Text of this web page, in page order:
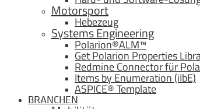
Motorsport
Hebezeug
Systems Engineering
Polarion®ALM™
Get Polarion Properties
Redmine Connector für
Items by Enumeration (iIbE)
ASPICE® Template
BRANCHEN